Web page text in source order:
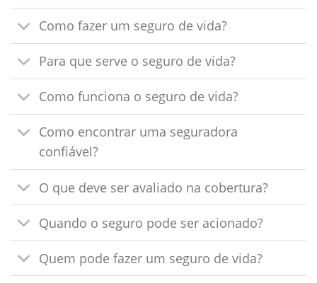
Como fazer um seguro de vida?
Para que serve o seguro de vida?
Como funciona o seguro de vida?
Como encontrar uma seguradora
confiável?
O que deve ser avaliado na cobertura?
Quando o seguro pode ser acionado?
Quem pode fazer um seguro de vida?